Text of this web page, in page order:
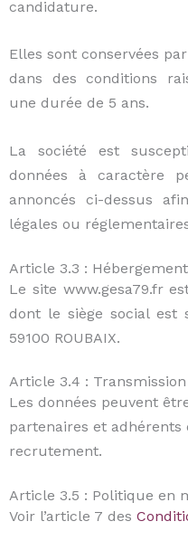
candidature.
Elles sont conservées
dans des conditions
une durée de 5 ans.
La société est
données à caractère
annoncés ci-dessus
légales ou
Article 3.3 :
Le site www.gesa79.fr
dont le siège social
59100 ROUBAIX.
Article 3.4 :
Les données peuvent
partenaires et adhérents
recrutement.
Article 3.5 : Politique en
Voir l’article 7 des